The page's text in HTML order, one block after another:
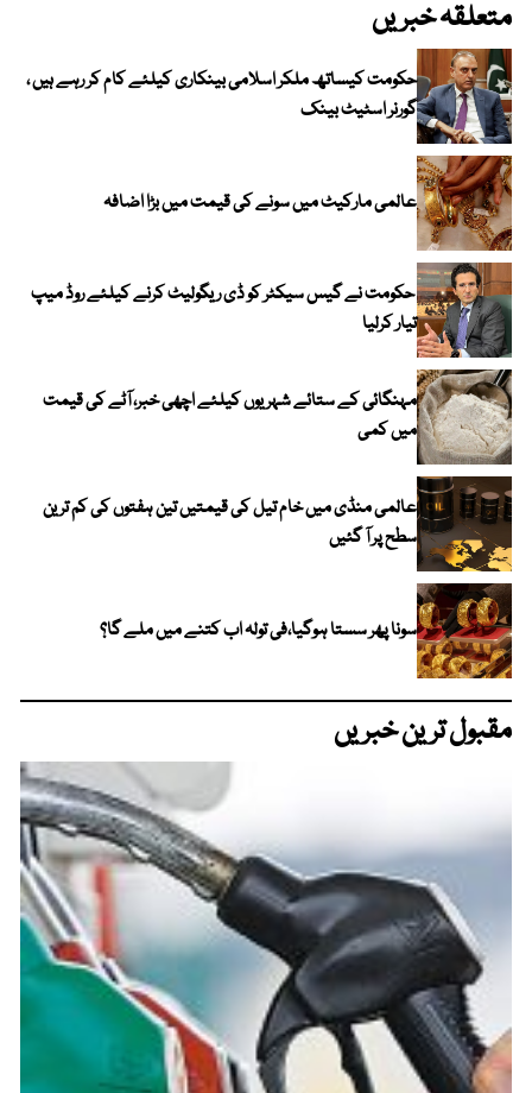
متعلقہ خبریں
حکومت کیساتھ ملکر اسلامی بینکاری کیلئے کام کر رہے ہیں ،
گورنر اسٹیٹ بینک
عالمی مارکیٹ میں سونے کی قیمت میں بڑا اضافہ
حکومت نے گیس سیکٹر کو ڈی ریگولیٹ کرنے کیلئے روڈ میپ
تیار کرلیا
مہنگائی کے ستائے شہریوں کیلئے اچھی خبر، آٹے کی قیمت
میں کمی
عالمی منڈی میں خام تیل کی قیمتیں تین ہفتوں کی کم ترین
سطح پر آ گئیں
سونا پھر سستا ہوگیا،فی تولہ اب کتنے میں ملے گا؟
مقبول ترین خبریں